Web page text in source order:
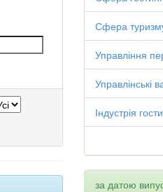
Сфера
Управління
Управлінські
Індустрія
за датою